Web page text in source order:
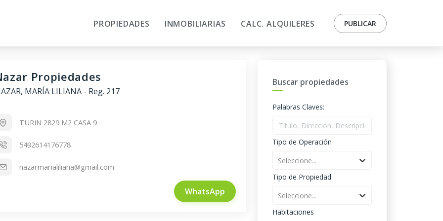
PROPIEDADES INMOBILIARIAS CALC. ALQUILERES PUBLICAR
Propiedades
MARÍA LILIANA- Reg. 217
TURIN 2829 M2 CASA 9
5492614176778
nazarmarialiliana@gmail.com
WhatsApp
Buscar propiedades
Palabras Claves:
Tipo de Operación
Seleccione...
Tipo de Propiedad
Seleccione...
Habitaciones